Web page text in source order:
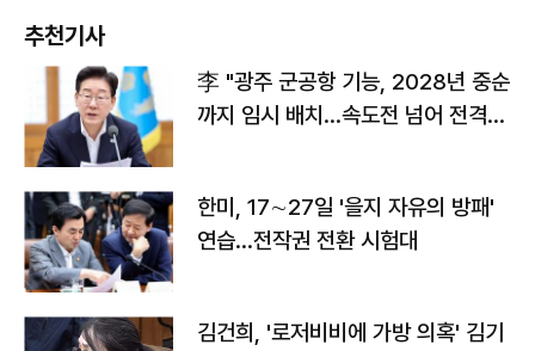
추천기사
李 "광주 군공항 기능, 2028년 중순
까지 임시 배치…속도전 넘어 전격
한미, 17∼27일 '을지 자유의 방패'
연습…전작권 전환 시험대
김건희, '로저비비에 가방 의혹' 김기